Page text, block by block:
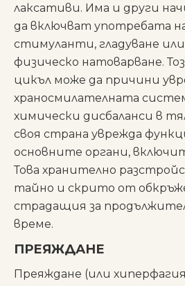
лаксативи. Има и други
да включват употребата
стимуланти, гладуване
физическо натоварване.
цикъл може да причини
храносмилателната
химически дисбаланси в
своя страна уврежда
основните органи,
Това хранително
тайно и скрито от
страдащия за
време.
ПРЕЯЖДАНЕ
Преяждане (или